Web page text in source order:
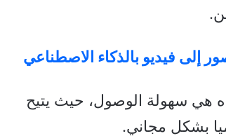
هي سهولة الوصول، حيث يتيح
بشكل مجاني.